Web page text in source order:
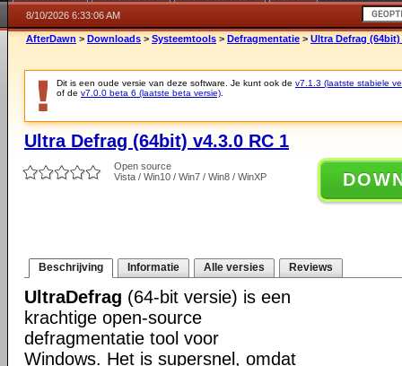
8/10/2026 6:33:06 AM
AfterDawn > Downloads > Systeemtools > Defragmentatie > Ultra Defrag (64bit)
Dit is een oude versie van deze software. Je kunt ook de v7.1.3 (laatste stabiele
of de v7.0.0 beta 6 (laatste beta versie)
Ultra Defrag (64bit) v4.3.0 RC 1
Open source
Vista / Win10 / Win7 / Win8 / WinXP
Beschrijving Informatie Alle versies Reviews
UltraDefrag (64-bit versie) is een
krachtige open-source
defragmentatie tool voor
Windows. Het is supersnel, omdat